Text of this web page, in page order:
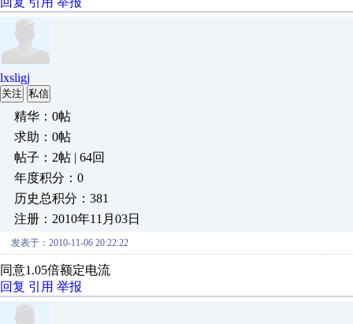
lxsligj
关注 私信
精华：0帖
求助：0帖
帖子：2帖 | 64回
年度积分：0
历史总积分：381
注册：2010年11月03日
发表于：2010-11-06 20:22:22
同意1.05倍额定电流
回复 引用 举报